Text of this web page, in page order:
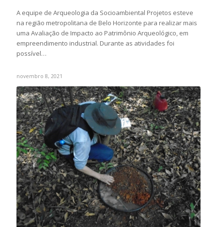
A equipe de Arqueologia da Socioambiental Projetos esteve
na região metropolitana de Belo Horizonte para realizar mais
uma Avaliação de Impacto ao Patrimônio Arqueológico, em
empreendimento industrial. Durante as atividades foi
possível…
novembro 8, 2021